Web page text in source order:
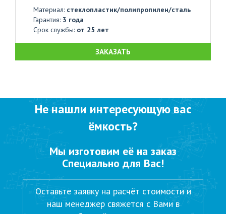
Материал: стеклопластик/полипропилен/сталь
Гарантия: 3 года
Срок службы: от 25 лет
ЗАКАЗАТЬ
Не нашли интересующую вас
ёмкость?
Мы изготовим её на заказ
Специально для Вас!
Оставьте заявку на расчёт стоимости и
наш менеджер свяжется с Вами в